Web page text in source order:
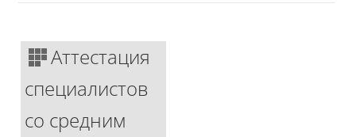
Аттестация
специалистов
со средним